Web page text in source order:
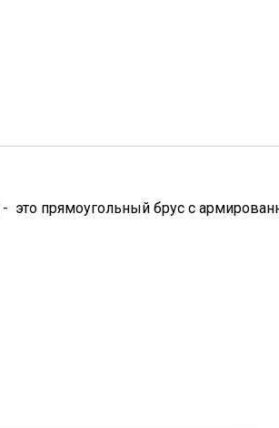
- это прямоугольный брус с